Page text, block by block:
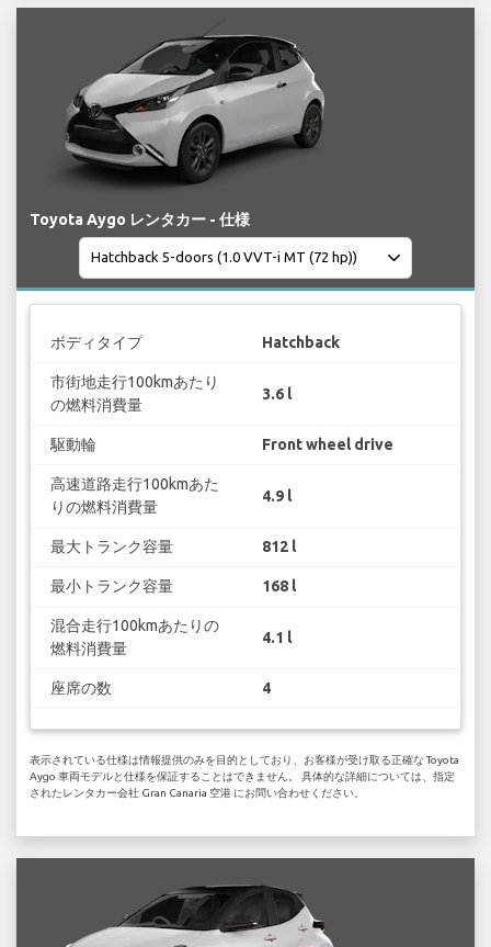
Toyota Aygo レンタカー - 仕様
ボディタイプ Hatchback
市街地走行100kmあたり
の燃料消費量
3.6 l
駆動輪 Front wheel drive
高速道路走行100kmあた
りの燃料消費量
4.9 l
最大トランク容量 812 l
最小トランク容量 168 l
混合走行100kmあたりの
燃料消費量
4.1 l
座席の数 4
表示されている仕様は情報提供のみを目的としており、お客様が受け取る正確な Toyota
Aygo 車両モデルと仕様を保証することはできません。 具体的な詳細については、指定
されたレンタカー会社 Gran Canaria 空港 にお問い合わせください。